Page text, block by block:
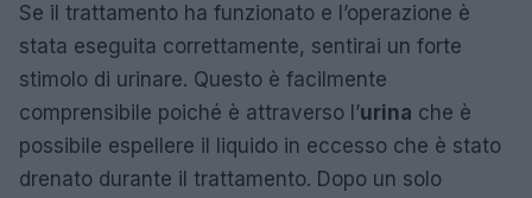
Se il trattamento ha funzionato e l’operazione è
stata eseguita correttamente, sentirai un forte
stimolo di urinare. Questo è facilmente
comprensibile poiché è attraverso l’urina che è
possibile espellere il liquido in eccesso che è stato
drenato durante il trattamento. Dopo un solo